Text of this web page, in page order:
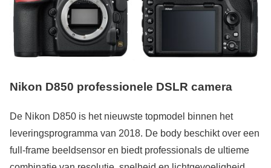
Nikon D850 professionele DSLR camera
De Nikon D850 is het nieuwste topmodel binnen het
leveringsprogramma van 2018. De body beschikt over een
full-frame beeldsensor en biedt professionals de ultieme